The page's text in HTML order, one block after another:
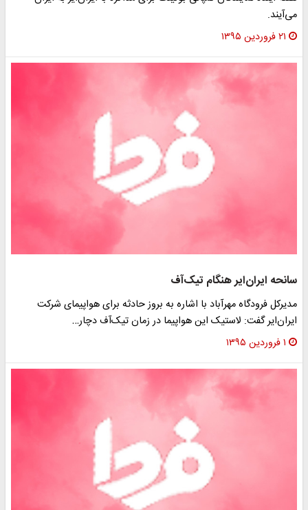
می‌آیند.
۲۱ فروردین ۱۳۹۵
سانحه ایران‌ایر هنگام تیک‌آف
مدیرکل فرودگاه مهرآباد با اشاره به بروز حادثه برای هواپیمای شرکت
ایران‌ایر گفت: لاستیک این هواپیما در زمان تیک‌آف دچار…
۱ فروردین ۱۳۹۵